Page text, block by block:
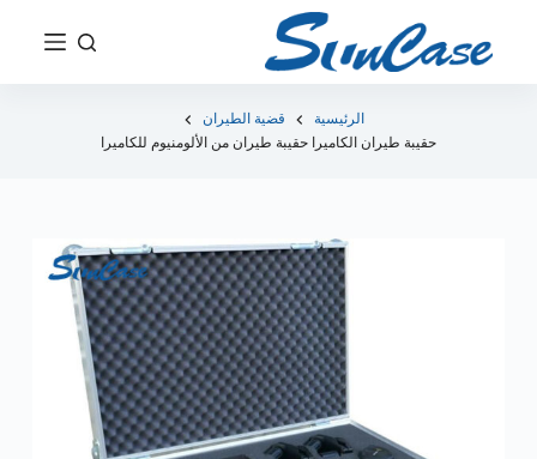
الرئيسية
قضية الطيران
حقيبة طيران الكاميرا حقيبة طيران من الألومنيوم للكاميرا